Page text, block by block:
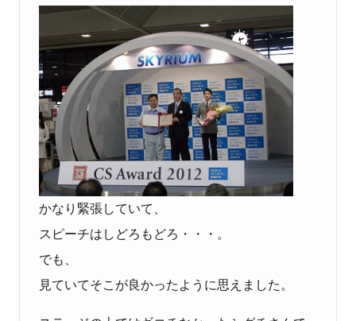
かなり緊張していて、
スピーチはしどろもどろ・・・。
でも、
見ていてそこが良かったように思えました。